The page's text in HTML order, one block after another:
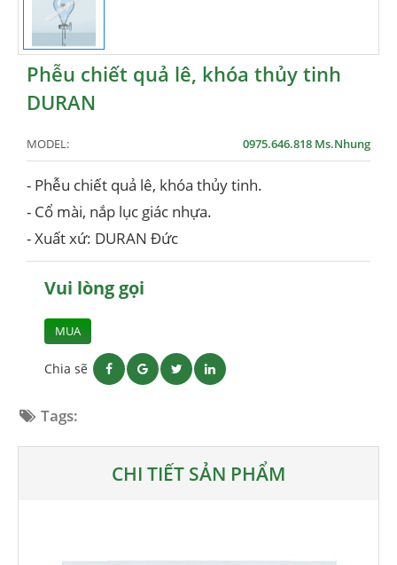
Phễu chiết quả lê, khóa thủy tinh
DURAN
MODEL: 0975.646.818 Ms.Nhung
- Phễu chiết quả lê, khóa thủy tinh.
- Cổ mài, nắp lục giác nhựa.
- Xuất xứ: DURAN Đức
Vui lòng gọi
MUA
Chia sẽ
Tags:
CHI TIẾT SẢN PHẨM